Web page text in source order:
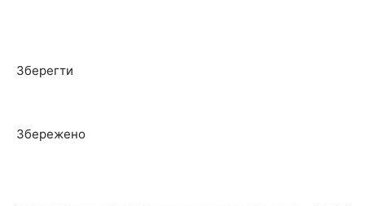
Зберегти
Збережено